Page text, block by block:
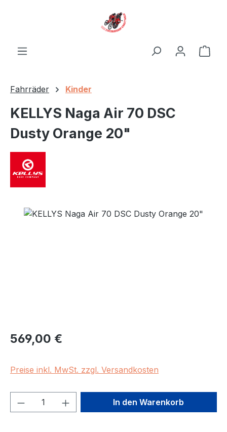
Fahrräder Kinder
KELLYS Naga Air 70 DSC
Dusty Orange 20"
Bildergalerie überspringen
Regulärer Preis:
569,00 €
Preise inkl. MwSt. zzgl. Versandkosten
Produkt Anzahl: Gib denIn den Warenkorb